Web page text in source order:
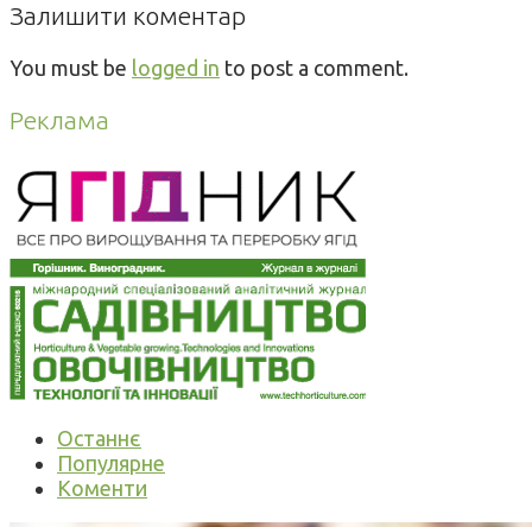
Залишити коментар
You must be logged in to post a comment.
Реклама
Останнє
Популярне
Коменти